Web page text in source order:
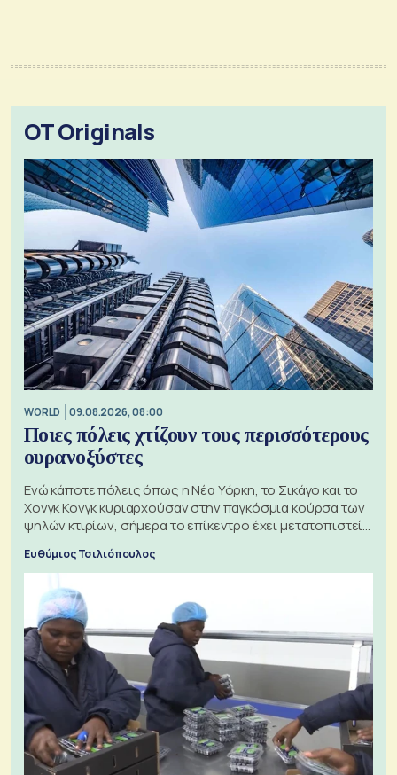
OT Originals
WORLD 09.08.2026, 08:00
Ποιες πόλεις χτίζουν τους περισσότερους
ουρανοξύστες
Ενώ κάποτε πόλεις όπως η Νέα Υόρκη, το Σικάγο και το
Χονγκ Κονγκ κυριαρχούσαν στην παγκόσμια κούρσα των
ψηλών κτιρίων, σήμερα το επίκεντρο έχει μετατοπιστεί
προς την Ασία
Ευθύμιος Τσιλιόπουλος